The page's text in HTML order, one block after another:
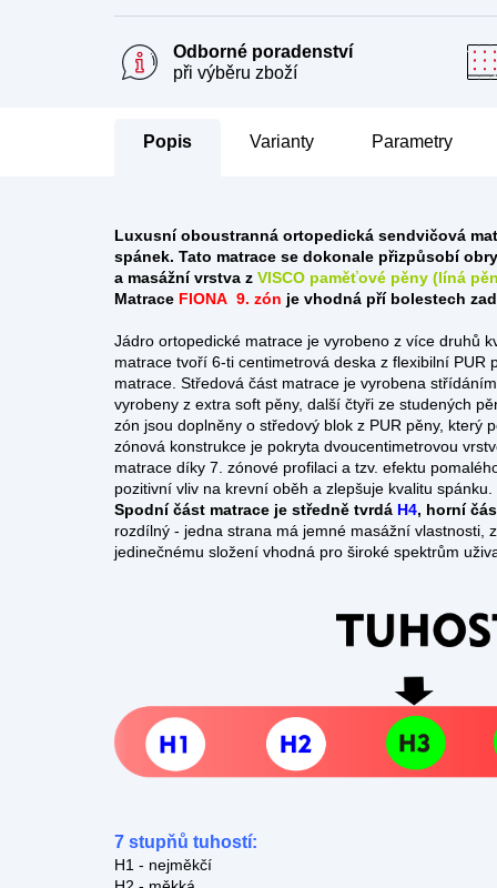
Odborné poradenství
při výběru zboží
Popis Parametry
Luxusní oboustranná ortopedická sendvičová
spánek. Tato matrace se dokonale přizpůsobí
a masážní vrstva z VISCO paměťové pěny (líná
Matrace FIONA 9. zón je vhodná pří bolestech
Jádro ortopedické matrace je vyrobeno z více druhů
matrace tvoří 6-ti centimetrová deska z flexibilní
matrace. Středová část matrace je vyrobena
vyrobeny z extra soft pěny, další čtyři ze studených
zón jsou doplněny o středový blok z PUR pěny, který
zónová konstrukce je pokryta dvoucentimetrovou
matrace díky 7. zónové profilaci a tzv. efektu
pozitivní vliv na krevní oběh a zlepšuje kvalitu
Spodní část matrace je středně tvrdá H4, horní
rozdílný - jedna strana má jemné masážní vlastnosti,
jedinečnému složení vhodná pro široké spektrům
7 stupňů tuhostí:
H1 - nejměkčí